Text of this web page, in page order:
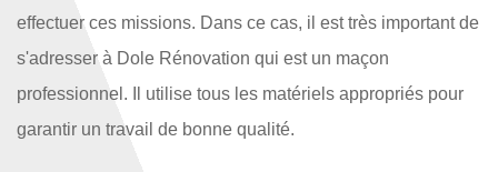
effectuer ces missions. Dans ce cas, il est très important de
s'adresser à Dole Rénovation qui est un maçon
professionnel. Il utilise tous les matériels appropriés pour
garantir un travail de bonne qualité.